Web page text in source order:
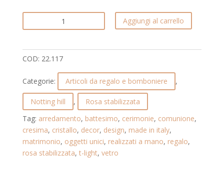
T-
CON
LED
ROSE
STABILIZZATE.
NOTTING
HILL.
22.117
quantità
Aggiungi al carrello
COD: 22.117
Categorie: Articoli da regalo e bomboniere ,
Notting hill ,
Rosa stabilizzata
Tag: arredamento, battesimo, cerimonie, comunione,
cresima, cristallo, decor, design, made in italy,
matrimonio, oggetti unici, realizzati a mano, regalo,
rosa stabilizzata, t-light, vetro